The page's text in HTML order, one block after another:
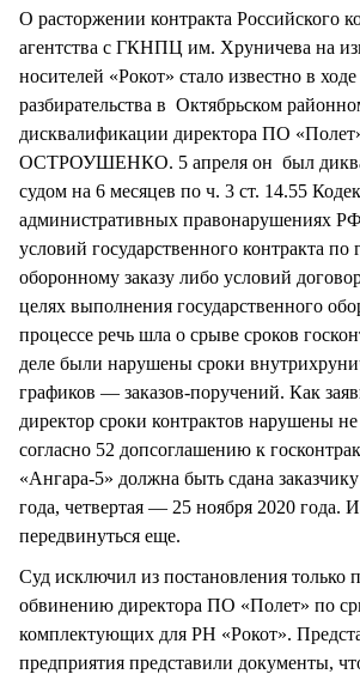
О расторжении контракта Российского
агентства с ГКНПЦ им. Хруничева на
носителей «Рокот» стало известно в
разбирательства в Октябрьском
дисквалификации директора ПО
ОСТРОУШЕНКО. 5 апреля он был
судом на 6 месяцев по ч. 3 ст. 14.55
административных правонарушениях
условий государственного контракта по
оборонному заказу либо условий
целях выполнения государственного
процессе речь шла о срыве сроков
деле были нарушены сроки
графиков — заказов-поручений. Как
директор сроки контрактов нарушены
согласно 52 допсоглашению к
«Ангара-5» должна быть сдана
года, четвертая — 25 ноября 2020 года.
передвинуться еще.
Суд исключил из постановления только
обвинению директора ПО «Полет» по
комплектующих для РН «Рокот».
предприятия представили документы,